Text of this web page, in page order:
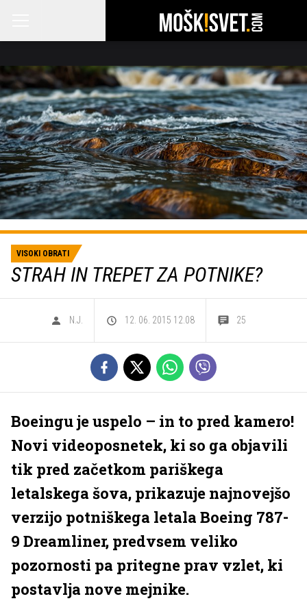
VISOKI OBRATI
STRAH IN TREPET ZA POTNIKE?
N.J. 12. 06. 2015 12.08 25
Boeingu je uspelo – in to pred kamero!
Novi videoposnetek, ki so ga objavili
tik pred začetkom pariškega
letalskega šova, prikazuje najnovejšo
verzijo potniškega letala Boeing 787-
9 Dreamliner, predvsem veliko
pozornosti pa pritegne prav vzlet, ki
postavlja nove mejnike.